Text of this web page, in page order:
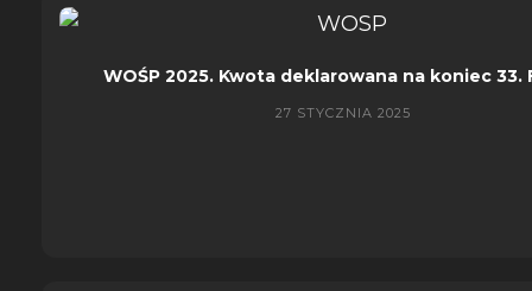
WOŚP 2025. Kwota deklarowana na koniec 33.
27 STYCZNIA 2025